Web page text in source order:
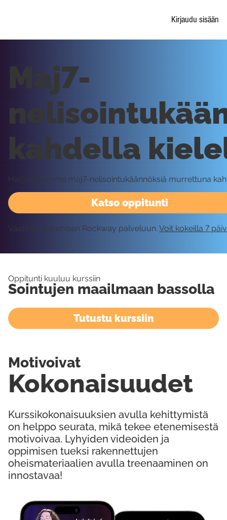
Kirjaudu sisään
Katso oppitunti
Maj7-
kahdella
Harjoittelemme maj7-nelisointukäännöksiä murrettuna
Vaatii kirjautumisen Rockway palveluun. Voit kokeilla 7
Oppitunti kuuluu kurssiin
Sointujen maailmaan bassolla
Tutustu kurssiin
Kurssikokonaisuuksien avulla kehittymistä
on helppo seurata, mikä tekee etenemisestä
motivoivaa. Lyhyiden videoiden ja
oppimisen tueksi rakennettujen
oheismateriaalien avulla treenaaminen on
innostavaa!
Kokonaisuudet
Motivoivat